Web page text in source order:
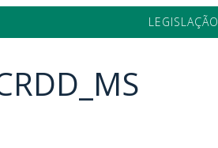
LEGISLAÇÃO